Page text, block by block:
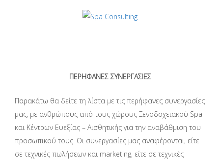
ΠΕΡΗΦΑΝΕΣ ΣΥΝΕΡΓΑΣΙΕΣ
Παρακάτω θα δείτε τη λίστα με τις περήφανες συνεργασίες
μας, με ανθρώπους από τους χώρους Ξενοδοχειακού Spa
και Κέντρων Ευεξίας – Αισθητικής για την αναβάθμιση του
προσωπικού τους. Οι συνεργασίες μας αναφέρονται, είτε
σε τεχνικές πωλήσεων και marketing, είτε σε τεχνικές